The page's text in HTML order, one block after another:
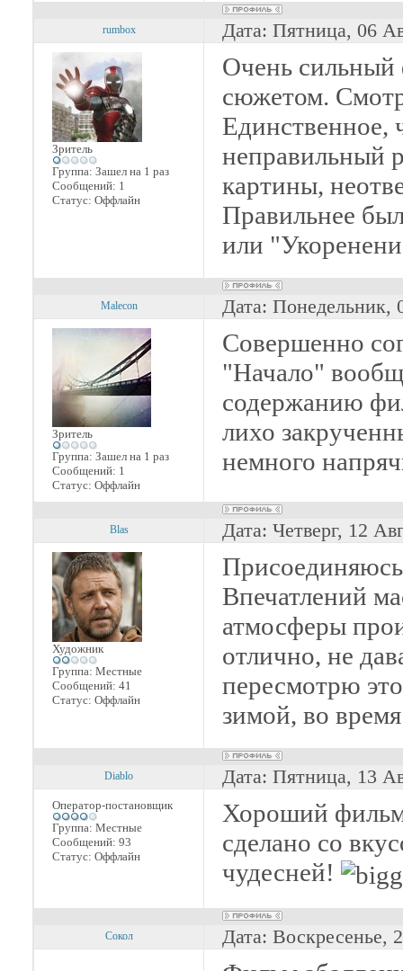
rumbox Дата: Пятница, 06
Зритель
Группа: Зашел на 1 раз
Сообщений: 1
Статус: Оффлайн
Очень сильный
сюжетом.
Единственное,
неправильный
картины,
Правильнее
или
Malecon Дата: Понедельник,
Зритель
Группа: Зашел на 1 раз
Сообщений: 1
Статус: Оффлайн
Совершенно
"Начало"
содержанию
лихо
немного
Blas Дата: Четверг, 12
Художник
Группа: Местные
Сообщений: 41
Статус: Оффлайн
Впечатлений
атмосферы
отлично, не
пересмотрю
зимой, во
Diablo Дата: Пятница, 13
Оператор-постановщик
Группа: Местные
Сообщений: 93
Статус: Оффлайн
Хороший
сделано со
чудесней!
Сокол Дата: Воскресенье,